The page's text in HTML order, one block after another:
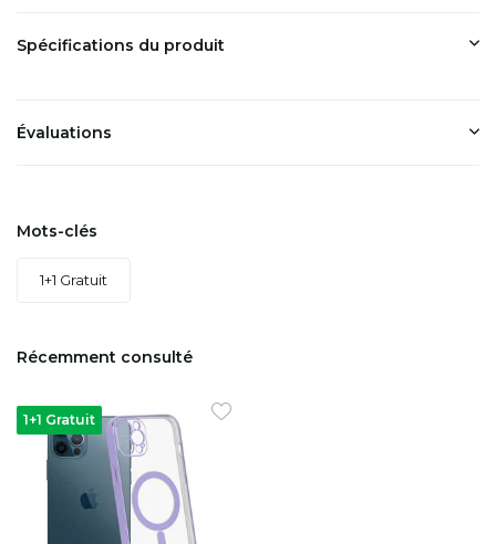
Spécifications du produit
Évaluations
Mots-clés
1+1 Gratuit
Récemment consulté
1+1 Gratuit